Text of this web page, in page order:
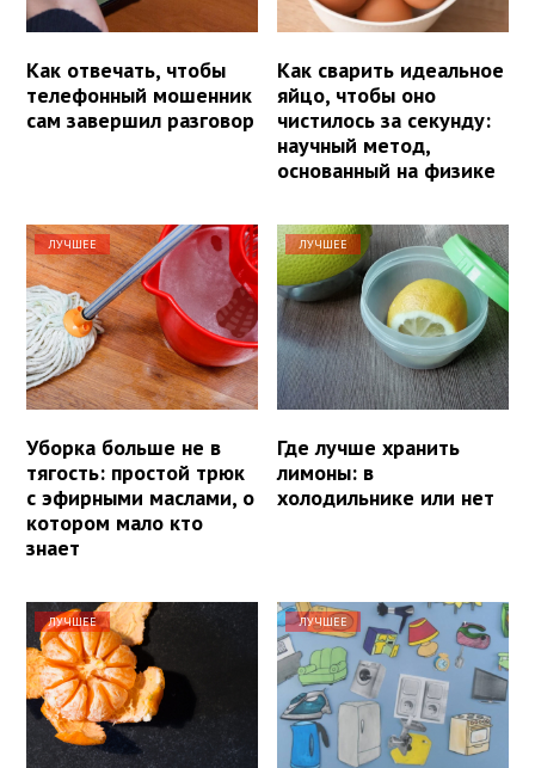
Как отвечать, чтобы
телефонный мошенник
сам завершил разговор
Как сварить идеальное
яйцо, чтобы оно
чистилось за секунду:
научный метод,
основанный на физике
ЛУЧШЕЕ
Уборка больше не в
тягость: простой трюк
с эфирными маслами, о
котором мало кто
знает
ЛУЧШЕЕ
Где лучше хранить
лимоны: в
холодильнике или нет
ЛУЧШЕЕ ЛУЧШЕЕ